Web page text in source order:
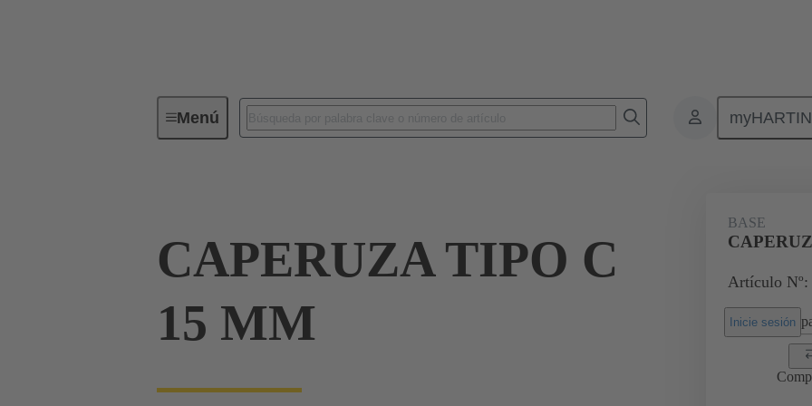
MenúConectividad de dispositivos Conectores de potencia y señal
CAPERUZA TIPO C
15 MM
BASE
Artículo Nº:
Inicie sesión